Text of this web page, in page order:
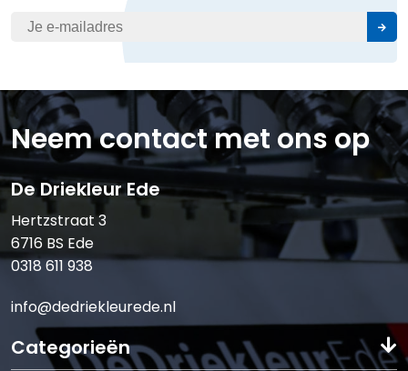
Neem contact met ons op
De Driekleur Ede
Hertzstraat 3
6716 BS Ede
0318 611 938
info@dedriekleurede.nl
Categorieën